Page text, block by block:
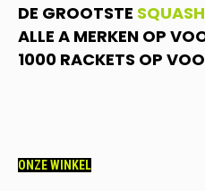
DE GROOTSTE
ALLE A MERKEN OP
1000 RACKETS OP
ONZE WINKEL